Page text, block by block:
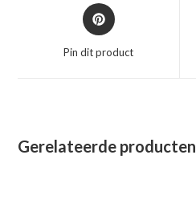
Opent
in
nieuw
Pin dit product
Gerelateerde producten